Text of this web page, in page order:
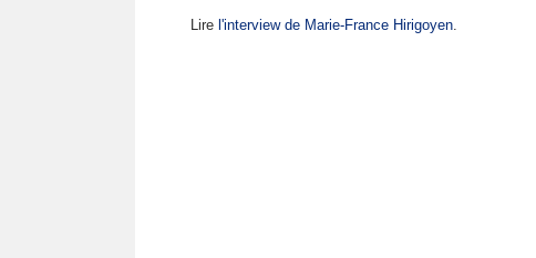
Lire l'interview de Marie-France Hirigoyen.